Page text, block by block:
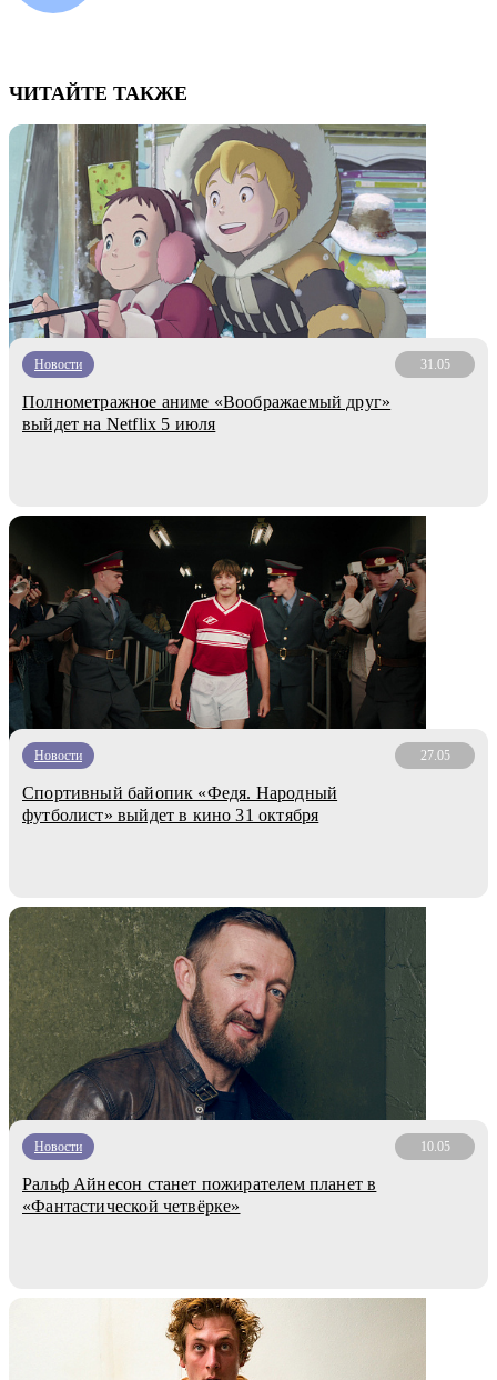
ЧИТАЙТЕ ТАКЖЕ
Новости 31.05
Полнометражное аниме «Воображаемый друг»
выйдет на Netflix 5 июля
Новости 27.05
Спортивный байопик «Федя. Народный
футболист» выйдет в кино 31 октября
Новости 10.05
Ральф Айнесон станет пожирателем планет в
«Фантастической четвёрке»